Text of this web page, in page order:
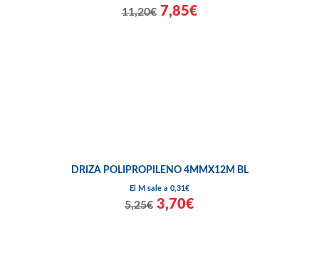
11,20€ 7,85€
DRIZA POLIPROPILENO 4MMX12M BL
El M sale a 0,31€
5,25€ 3,70€